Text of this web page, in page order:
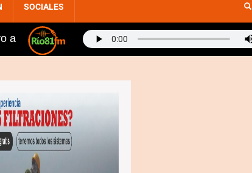
SOCIALES
coordinan Feria de Emprendimiento y
a